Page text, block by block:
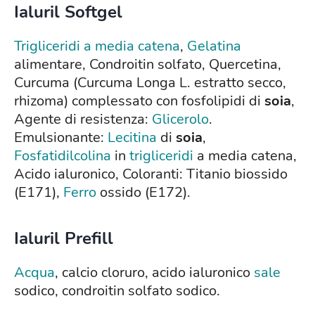
Ialuril Softgel
Trigliceridi a media catena, Gelatina
alimentare, Condroitin solfato, Quercetina,
Curcuma (Curcuma Longa L. estratto secco,
rhizoma) complessato con fosfolipidi di soia,
Agente di resistenza: Glicerolo.
Emulsionante: Lecitina di soia,
Fosfatidilcolina in trigliceridi a media catena,
Acido ialuronico, Coloranti: Titanio biossido
(E171), Ferro ossido (E172).
Ialuril Prefill
Acqua, calcio cloruro, acido ialuronico sale
sodico, condroitin solfato sodico.